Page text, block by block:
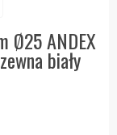
Ø25 ANDEX
biały